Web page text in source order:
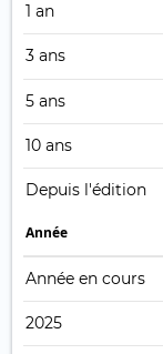
1 an
3 ans
5 ans
10 ans
Depuis l'édition
Année
Année en cours
2025